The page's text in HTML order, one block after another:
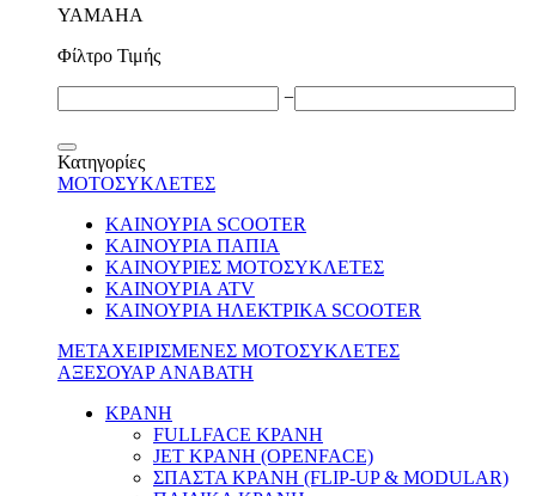
YAMAHA
Φίλτρο Τιμής
−
Κατηγορίες
ΜΟΤΟΣΥΚΛΕΤΕΣ
ΚΑΙΝΟΥΡΙΑ SCOOTER
ΚΑΙΝΟΥΡΙΑ ΠΑΠΙΑ
ΚΑΙΝΟΥΡΙΕΣ ΜΟΤΟΣΥΚΛΕΤΕΣ
ΚΑΙΝΟΥΡΙΑ ATV
ΚΑΙΝΟΥΡΙΑ ΗΛΕΚΤΡΙΚΑ SCOOTER
ΜΕΤΑΧΕΙΡΙΣΜΕΝΕΣ ΜΟΤΟΣΥΚΛΕΤΕΣ
ΑΞΕΣΟΥΑΡ ΑΝΑΒΑΤΗ
ΚΡΑΝΗ
FULLFACE ΚΡΑΝΗ
JET ΚΡΑΝΗ (OPENFACE)
ΣΠΑΣΤΑ ΚΡΑΝΗ (FLIP-UP & MODULAR)